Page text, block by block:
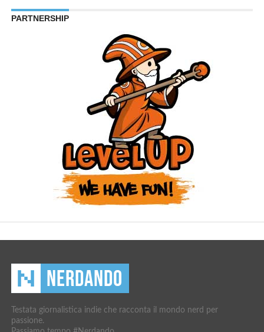
PARTNERSHIP
Testata giornalistica indie che racconta il mondo nerd per
passione.